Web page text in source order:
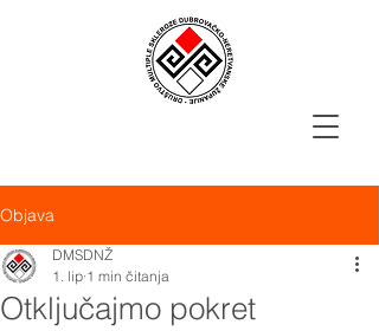
Objava
Otključajmo pokret
DMSDNŽ
1. lip 1 min čitanja